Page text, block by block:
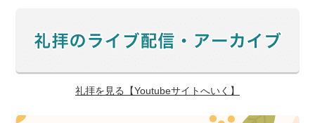
礼拝を見る【Youtubeサイトへいく】